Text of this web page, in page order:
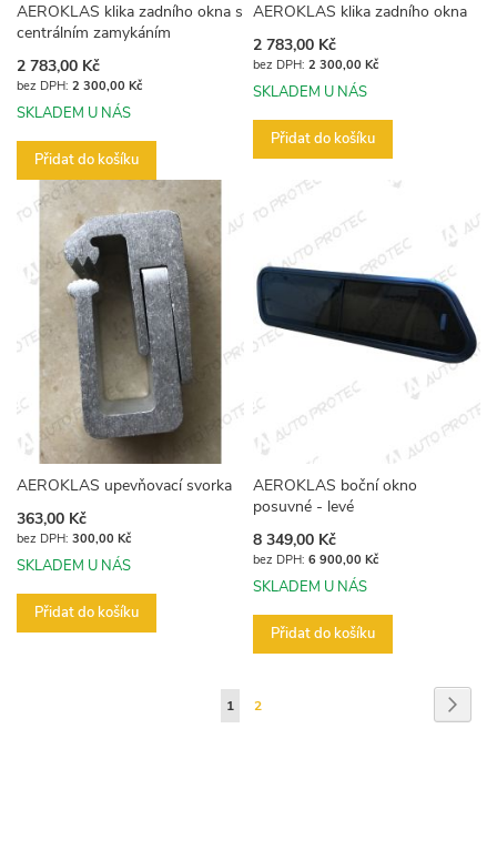
AEROKLAS klika zadního okna s
centrálním zamykáním
2 783,00 Kč
2 300,00 Kč
SKLADEM U NÁS
Přidat do košíku
AEROKLAS klika zadního okna
2 783,00 Kč
2 300,00 Kč
SKLADEM U NÁS
Přidat do košíku
AEROKLAS upevňovací svorka
363,00 Kč
300,00 Kč
SKLADEM U NÁS
Přidat do košíku
AEROKLAS boční okno
posuvné - levé
8 349,00 Kč
6 900,00 Kč
SKLADEM U NÁS
Přidat do košíku
Stránka
Právě
1 Stránka
2